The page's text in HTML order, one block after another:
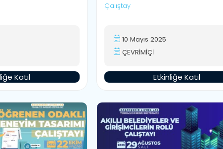
Katıl
Çalıştay
10 Mayıs 2025
ÇEVRİMİÇİ
Etkinliğe Katıl